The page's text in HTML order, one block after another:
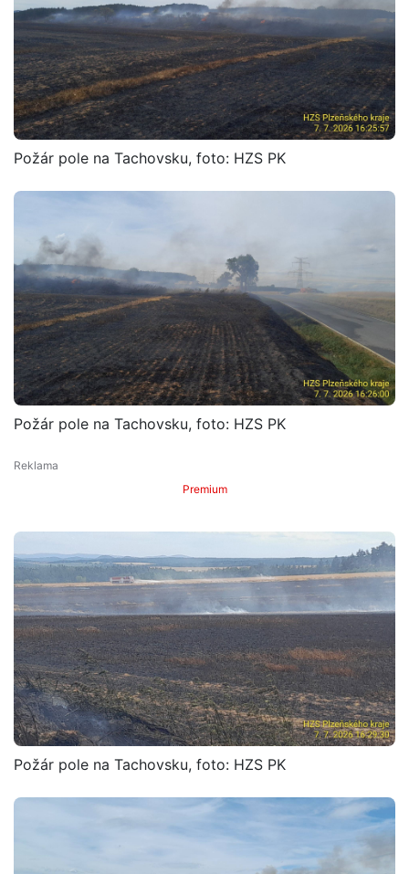
Požár pole na Tachovsku, foto: HZS PK
Požár pole na Tachovsku, foto: HZS PK
Premium
Požár pole na Tachovsku, foto: HZS PK